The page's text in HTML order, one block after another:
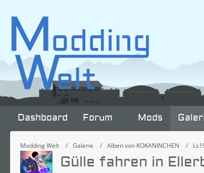
Dashboard Forum Mods
Modding Welt Galerie Alben von KOKANINCHEN
Gülle fahren in